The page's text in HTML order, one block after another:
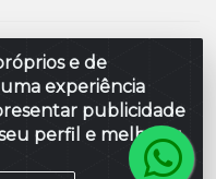
e de
experiência
publicidade
perfil e melhorar
LTDA - Rodovia
N - Prefeito Antonio L
57100-000 - CNPJ
80